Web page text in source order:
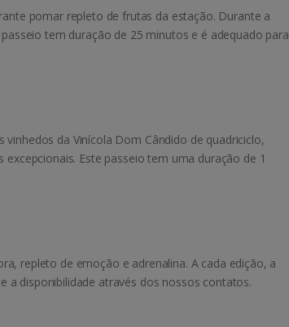
pomar repleto de frutas da estação. Durante a
tem duração de 25 minutos e é adequado para
da Vinícola Dom Cândido de quadriciclo,
Este passeio tem uma duração de 1
repleto de emoção e adrenalina. A cada edição, a
a disponibilidade através dos nossos contatos.